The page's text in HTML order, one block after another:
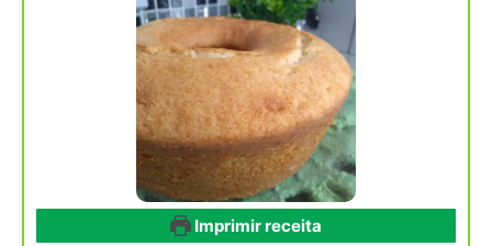
Imprimir receita